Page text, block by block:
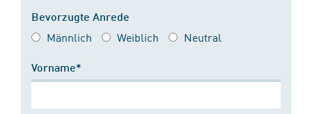
Bevorzugte Anrede
Männlich Weiblich Neutral
Vorname*